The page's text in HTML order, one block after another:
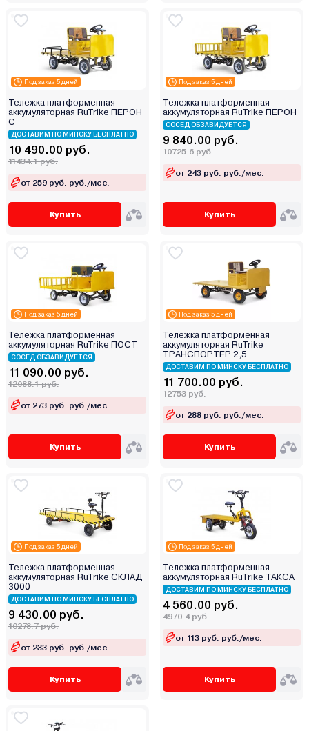
Под заказ 5 дней
Тележка платформенная
аккумуляторная RuTrike ПЕРОН
С
ДОСТАВИМ ПО МИНСКУ БЕСПЛАТНО
10 490.00 руб.
11434.1 руб.
от 259 руб. руб./мес.
Купить
Под заказ 5 дней
Тележка платформенная
аккумуляторная RuTrike ПЕРОН
СОСЕД ОБЗАВИДУЕТСЯ
9 840.00 руб.
10725.6 руб.
от 243 руб. руб./мес.
Купить
Под заказ 5 дней
Тележка платформенная
аккумуляторная RuTrike ПОСТ
СОСЕД ОБЗАВИДУЕТСЯ
11 090.00 руб.
12088.1 руб.
от 273 руб. руб./мес.
Купить
Под заказ 5 дней
Тележка платформенная
аккумуляторная RuTrike
ТРАНСПОРТЕР 2,5
ДОСТАВИМ ПО МИНСКУ БЕСПЛАТНО
11 700.00 руб.
12753 руб.
от 288 руб. руб./мес.
Купить
Под заказ 5 дней
Тележка платформенная
аккумуляторная RuTrike СКЛАД
3000
ДОСТАВИМ ПО МИНСКУ БЕСПЛАТНО
9 430.00 руб.
10278.7 руб.
от 233 руб. руб./мес.
Купить
Под заказ 5 дней
Тележка платформенная
аккумуляторная RuTrike ТАКСА
ДОСТАВИМ ПО МИНСКУ БЕСПЛАТНО
4 560.00 руб.
4970.4 руб.
от 113 руб. руб./мес.
Купить